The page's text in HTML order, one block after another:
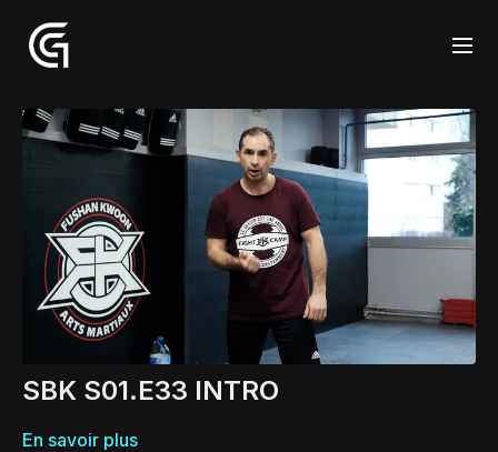
SBK S01.E33 INTRO
En savoir plus